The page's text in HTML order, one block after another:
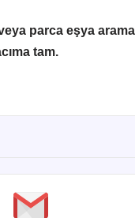
parca eşya
tam.